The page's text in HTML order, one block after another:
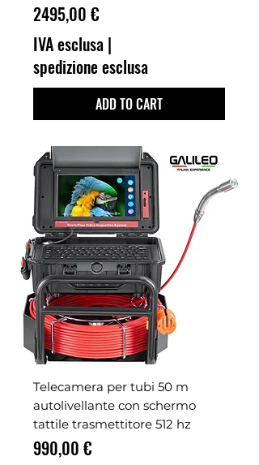
Prezzo
2495,00 €
IVA esclusa |
spedizione esclusa
ADD TO CART
Telecamera per tubi 50 m
autolivellante con schermo
tattile trasmettitore 512 hz
Prezzo
990,00 €